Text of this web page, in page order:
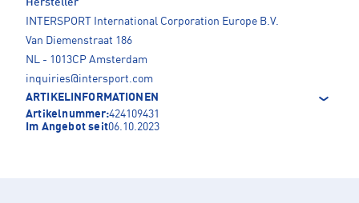
INTERSPORT International Corporation Europe B.V.
Van Diemenstraat 186
NL - 1013CP Amsterdam
inquiries@intersport.com
ARTIKELINFORMATIONEN
Artikelnummer:424109431
Im Angebot seit06.10.2023